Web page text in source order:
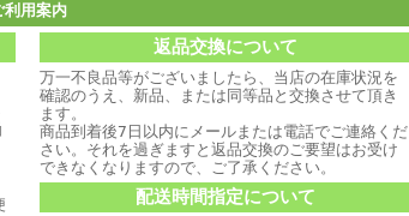
利用案内
返品交換について
万一不良品等がございましたら、当店の在庫状況を
確認のうえ、新品、または同等品と交換させて頂き
ます。
商品到着後7日以内にメールまたは電話でご連絡くだ
さい。それを過ぎますと返品交換のご要望はお受け
できなくなりますので、ご了承ください。
配送時間指定について